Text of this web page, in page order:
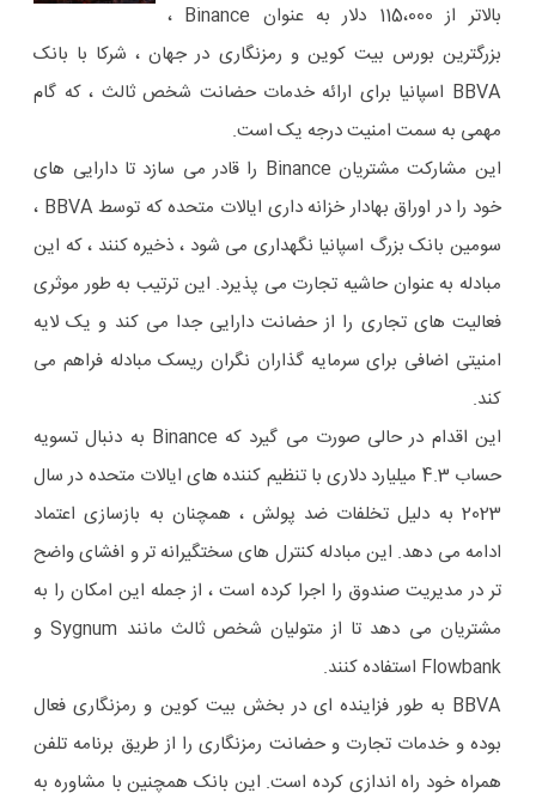
بالاتر از 115،000 دلار به عنوان Binance ،
بزرگترین بورس بیت کوین و رمزنگاری در جهان ، شرکا با بانک
BBVA اسپانیا برای ارائه خدمات حضانت شخص ثالث ، که گام
مهمی به سمت امنیت درجه یک است.
این مشارکت مشتریان Binance را قادر می سازد تا دارایی های
خود را در اوراق بهادار خزانه داری ایالات متحده که توسط BBVA ،
سومین بانک بزرگ اسپانیا نگهداری می شود ، ذخیره کنند ، که این
مبادله به عنوان حاشیه تجارت می پذیرد. این ترتیب به طور موثری
فعالیت های تجاری را از حضانت دارایی جدا می کند و یک لایه
امنیتی اضافی برای سرمایه گذاران نگران ریسک مبادله فراهم می
کند.
این اقدام در حالی صورت می گیرد که Binance به دنبال تسویه
حساب 4.3 میلیارد دلاری با تنظیم کننده های ایالات متحده در سال
2023 به دلیل تخلفات ضد پولش ، همچنان به بازسازی اعتماد
ادامه می دهد. این مبادله کنترل های سختگیرانه تر و افشای واضح
تر در مدیریت صندوق را اجرا کرده است ، از جمله این امکان را به
مشتریان می دهد تا از متولیان شخص ثالث مانند Sygnum و
Flowbank استفاده کنند.
BBVA به طور فزاینده ای در بخش بیت کوین و رمزنگاری فعال
بوده و خدمات تجارت و حضانت رمزنگاری را از طریق برنامه تلفن
همراه خود راه اندازی کرده است. این بانک همچنین با مشاوره به